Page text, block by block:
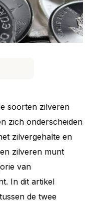
soorten zilveren
zich onderscheiden
zilvergehalte en
zilveren munt
van
In dit artikel
de twee